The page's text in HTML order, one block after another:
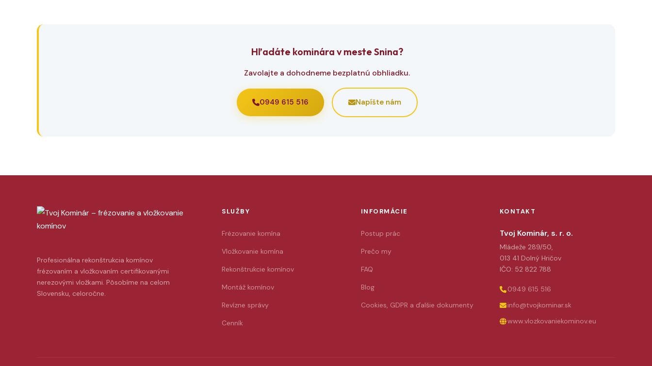
Hľadáte kominára v meste Snina?
Zavolajte a dohodneme bezplatnú obhliadku.
0949 615 516 Napíšte nám
Profesionálna rekonštrukcia komínov
frézovaním a vložkovaním certifikovanými
nerezovými vložkami. Pôsobíme na celom
Slovensku, celoročne.
SLUŽBY
Frézovanie komína
Vložkovanie komína
Rekonštrukcie komínov
Montáž komínov
Revízne správy
Cenník
INFORMÁCIE
Postup prác
Prečo my
FAQ
Blog
Cookies, GDPR a ďalšie dokumenty
KONTAKT
Tvoj Kominár, s. r. o.
Mládeže 289/50,
013 41 Dolný Hričov
IČO: 52 822 788
0949 615 516
info@tvojkominar.sk
www.vlozkovaniekominov.eu